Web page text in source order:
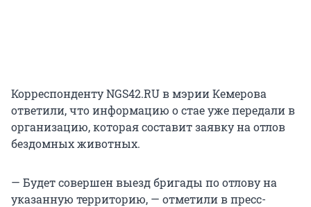
Корреспонденту NGS42.RU в мэрии Кемерова
ответили, что информацию о стае уже передали в
организацию, которая составит заявку на отлов
бездомных животных.
— Будет совершен выезд бригады по отлову на
указанную территорию, — отметили в пресс-